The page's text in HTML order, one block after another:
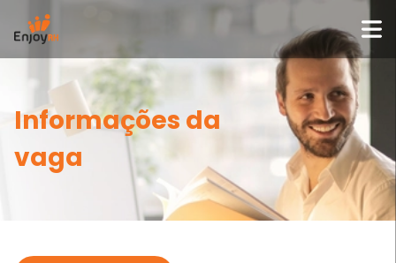
Informações da
vaga